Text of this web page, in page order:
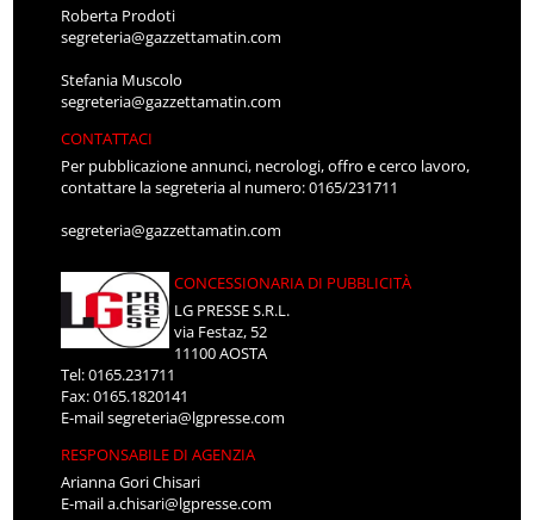
Roberta Prodoti
segreteria@gazzettamatin.com
Stefania Muscolo
segreteria@gazzettamatin.com
CONTATTACI
Per pubblicazione annunci, necrologi, offro e cerco lavoro,
contattare la segreteria al numero: 0165/231711
segreteria@gazzettamatin.com
CONCESSIONARIA DI PUBBLICITÀ
LG PRESSE S.R.L.
via Festaz, 52
11100 AOSTA
Tel: 0165.231711
Fax: 0165.1820141
E-mailsegreteria@lgpresse.com
RESPONSABILE DI AGENZIA
Arianna Gori Chisari
E-maila.chisari@lgpresse.com